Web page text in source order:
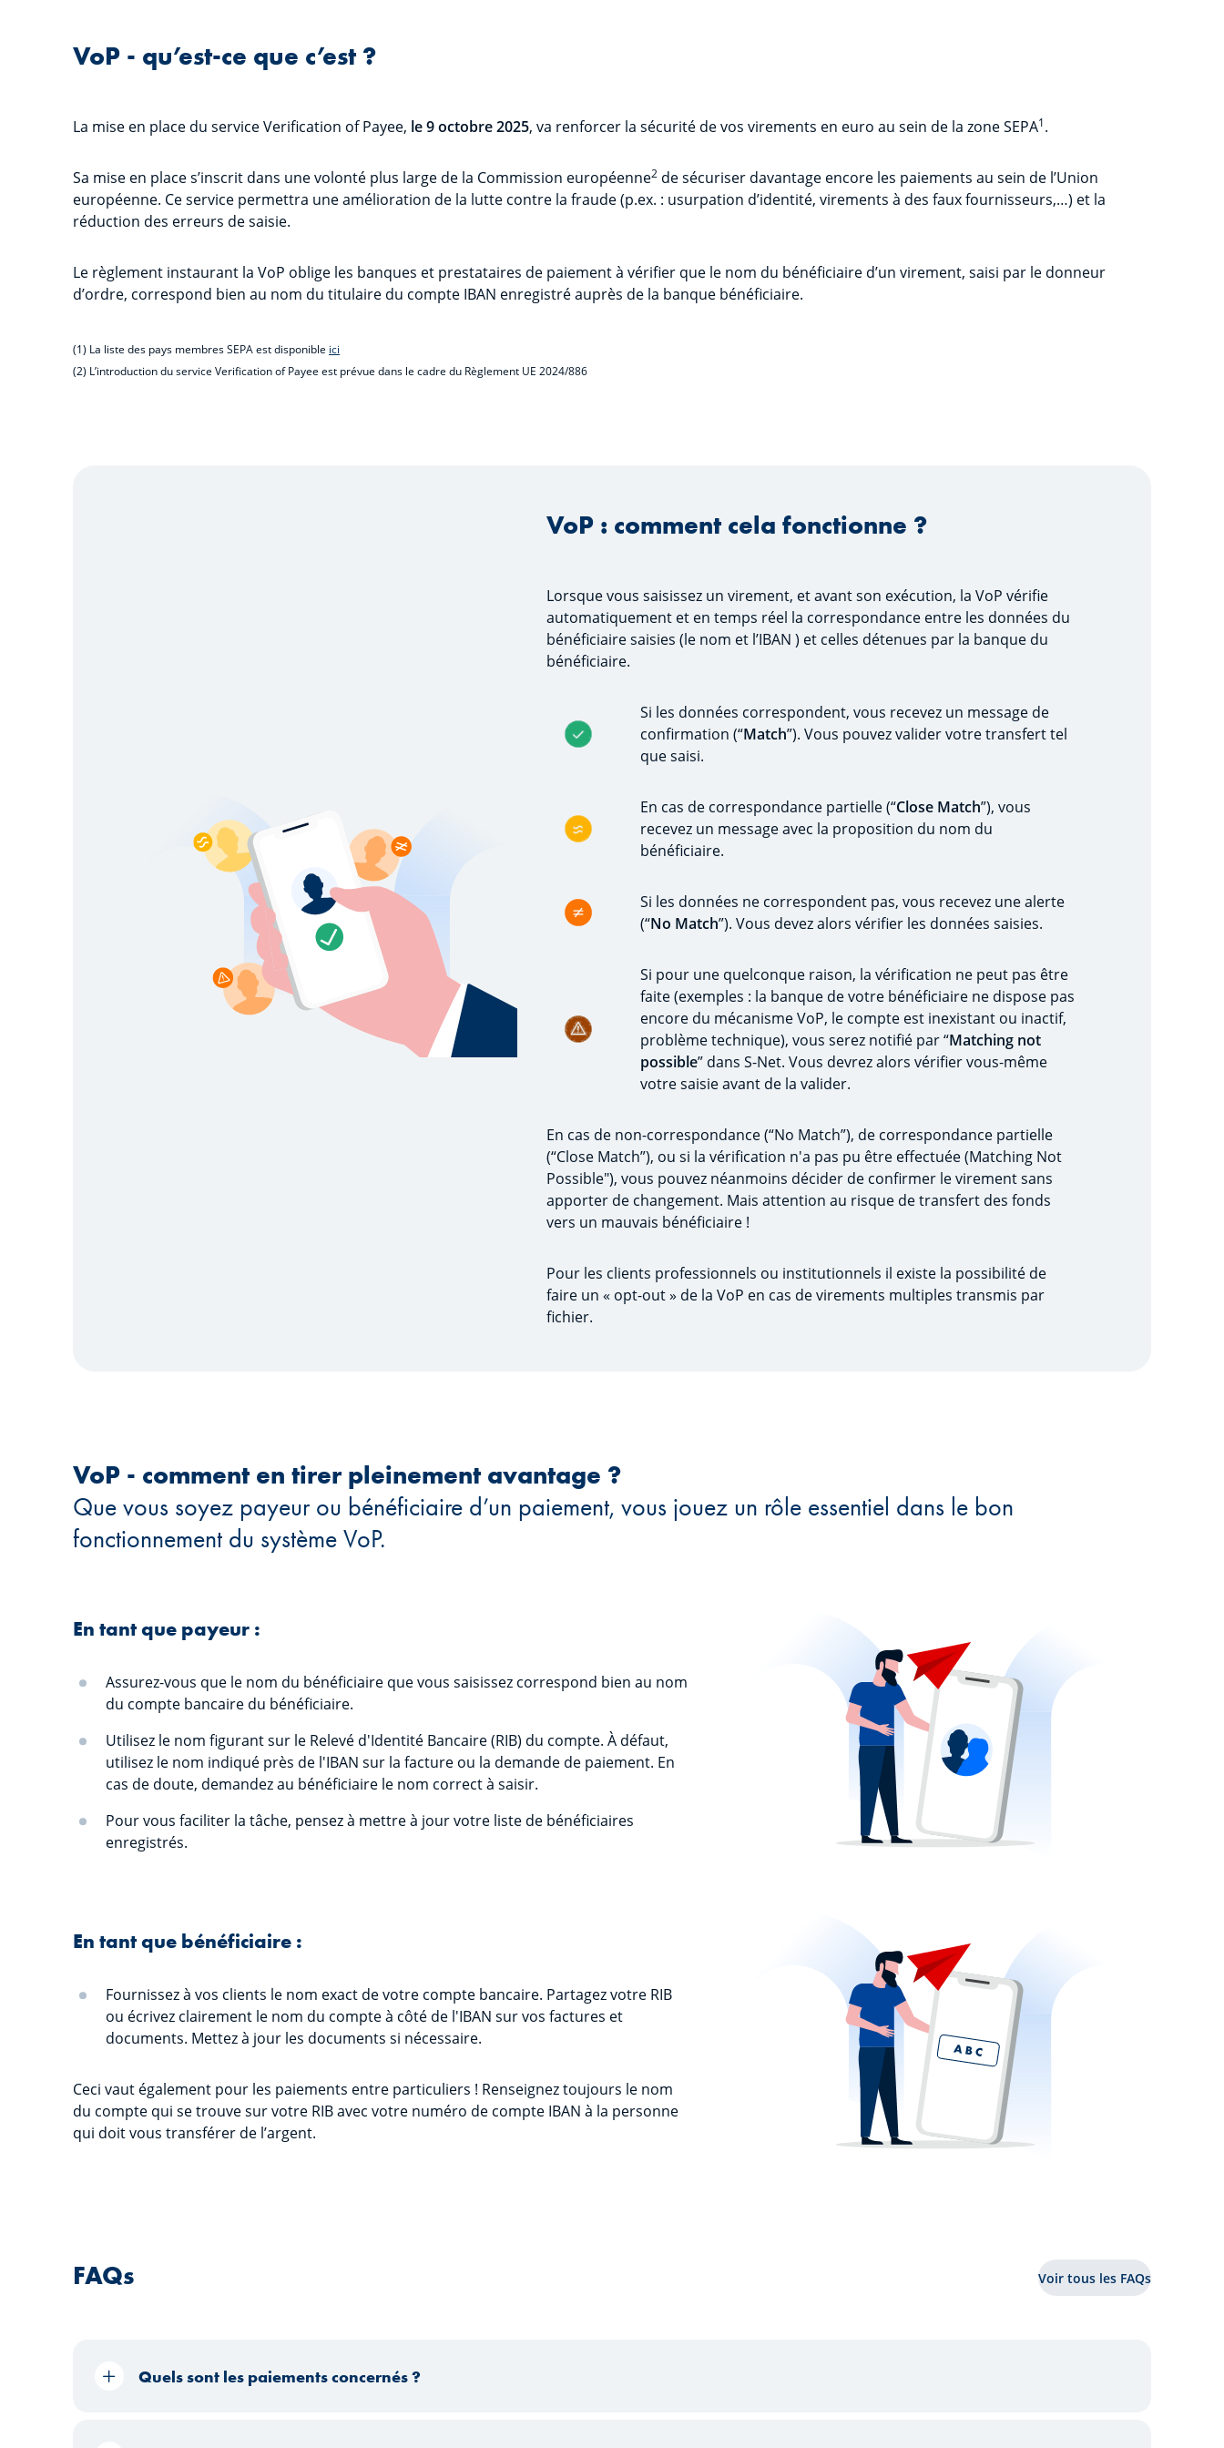
VoP - qu’est-ce que c’est ?
La mise en place du service Verification of Payee, le 9 octobre 2025, va renforcer la sécurité de vos virements en euro au sein de la zone SEPA1.
Sa mise en place s’inscrit dans une volonté plus large de la Commission européenne2 de sécuriser davantage encore les paiements au sein de l’Union
européenne. Ce service permettra une amélioration de la lutte contre la fraude (p.ex. : usurpation d’identité, virements à des faux fournisseurs,…) et la
réduction des erreurs de saisie.
Le règlement instaurant la VoP oblige les banques et prestataires de paiement à vérifier que le nom du bénéficiaire d’un virement, saisi par le donneur
d’ordre, correspond bien au nom du titulaire du compte IBAN enregistré auprès de la banque bénéficiaire.
(1) La liste des pays membres SEPA est disponible ici
(2) L’introduction du service Verification of Payee est prévue dans le cadre du Règlement UE 2024/886
VoP : comment cela fonctionne ?
Lorsque vous saisissez un virement, et avant son exécution, la VoP vérifie
automatiquement et en temps réel la correspondance entre les données du
bénéficiaire saisies (le nom et l’IBAN ) et celles détenues par la banque du
bénéficiaire.
Si les données correspondent, vous recevez un message de
confirmation (“Match”). Vous pouvez valider votre transfert tel
que saisi.
En cas de correspondance partielle (“Close Match”), vous
recevez un message avec la proposition du nom du
bénéficiaire.
Si les données ne correspondent pas, vous recevez une alerte
(“No Match”). Vous devez alors vérifier les données saisies.
Si pour une quelconque raison, la vérification ne peut pas être
faite (exemples : la banque de votre bénéficiaire ne dispose pas
encore du mécanisme VoP, le compte est inexistant ou inactif,
problème technique), vous serez notifié par “Matching not
possible” dans S-Net. Vous devrez alors vérifier vous-même
votre saisie avant de la valider.
En cas de non-correspondance (“No Match”), de correspondance partielle
(“Close Match”), ou si la vérification n'a pas pu être effectuée (Matching Not
Possible"), vous pouvez néanmoins décider de confirmer le virement sans
apporter de changement. Mais attention au risque de transfert des fonds
vers un mauvais bénéficiaire !
Pour les clients professionnels ou institutionnels il existe la possibilité de
faire un « opt-out » de la VoP en cas de virements multiples transmis par
fichier.
VoP - comment en tirer pleinement avantage ?
Que vous soyez payeur ou bénéficiaire d’un paiement, vous jouez un rôle essentiel dans le bon
fonctionnement du système VoP.
En tant que payeur :
Assurez-vous que le nom du bénéficiaire que vous saisissez correspond bien au nom
du compte bancaire du bénéficiaire.
Utilisez le nom figurant sur le Relevé d'Identité Bancaire (RIB) du compte. À défaut,
utilisez le nom indiqué près de l'IBAN sur la facture ou la demande de paiement. En
cas de doute, demandez au bénéficiaire le nom correct à saisir.
Pour vous faciliter la tâche, pensez à mettre à jour votre liste de bénéficiaires
enregistrés.
En tant que bénéficiaire :
Fournissez à vos clients le nom exact de votre compte bancaire. Partagez votre RIB
ou écrivez clairement le nom du compte à côté de l'IBAN sur vos factures et
documents. Mettez à jour les documents si nécessaire.
Ceci vaut également pour les paiements entre particuliers ! Renseignez toujours le nom
du compte qui se trouve sur votre RIB avec votre numéro de compte IBAN à la personne
qui doit vous transférer de l’argent.
FAQs Voir tous les FAQs
Quels sont les paiements concernés ?